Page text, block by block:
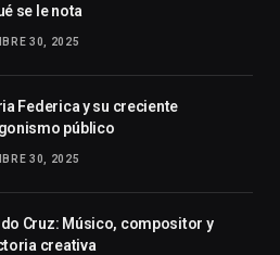
se le nota
30, 2025
Federica y su creciente
público
30, 2025
Cruz: Músico, compositor y
creativa